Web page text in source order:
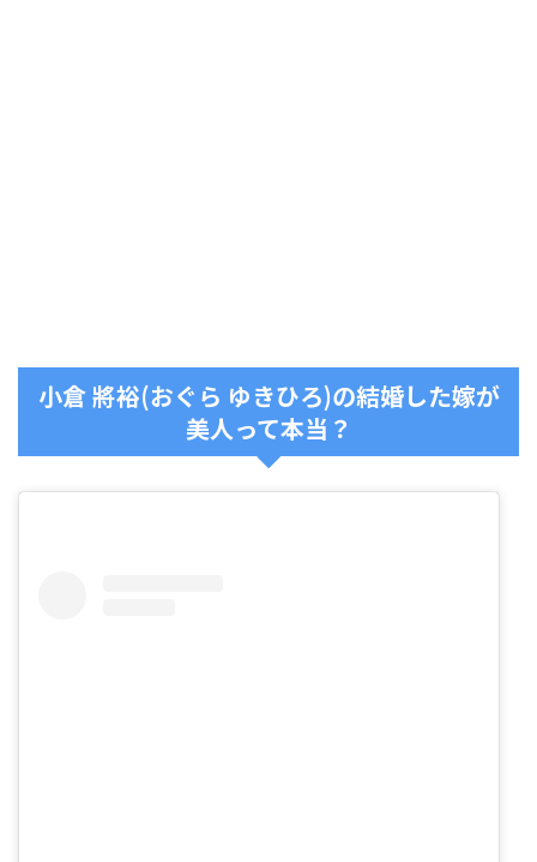
小倉 將裕(おぐら ゆきひろ)の結婚した嫁が
美人って本当？